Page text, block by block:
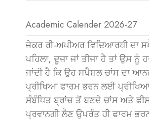
Academic Calender 2026-27
ਜੇਕਰ ਰੀ-ਅਪੀਅਰ ਵਿਦਿਆਰਥੀ ਦਾ
ਪਹਿਲਾ, ਦੂਜਾ ਜਾਂ ਤੀਜਾ ਹੈ ਤਾਂ ਉਸ ਨੂੰ
ਜਾਂਦੀ ਹੈ ਕਿ ਉਹ ਸਪੈਸ਼ਲ ਚਾਂਸ ਦਾ
ਪ੍ਰੀਖਿਆ ਫਾਰਮ ਭਰਨ ਲਈ ਪ੍ਰੀਖਿਆ
ਸੰਬੰਧਿਤ ਬ੍ਰਾਂਚ ਤੋਂ ਬਣਦੇ ਚਾਂਸ ਅਤੇ
ਪ੍ਰਵਾਨਗੀ ਲੈਣ ਉਪਰੰਤ ਹੀ ਫਾਰਮ